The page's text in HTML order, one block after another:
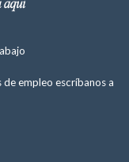
empleo escríbanos a